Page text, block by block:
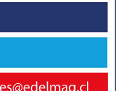
sobre las
a través del
de la Gerente
Magallanes, Ximena
destacó la iniciativa